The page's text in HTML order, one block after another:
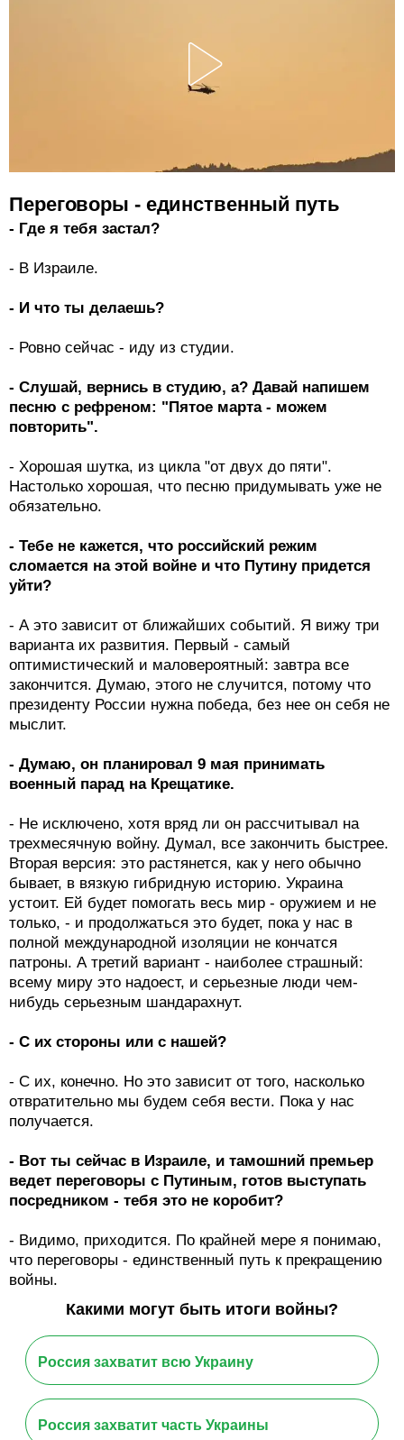
Переговоры - единственный путь
- Где я тебя застал?
- В Израиле.
- И что ты делаешь?
- Ровно сейчас - иду из студии.
- Слушай, вернись в студию, а? Давай напишем
песню с рефреном: "Пятое марта - можем
повторить".
- Хорошая шутка, из цикла "от двух до пяти".
Настолько хорошая, что песню придумывать уже не
обязательно.
- Тебе не кажется, что российский режим
сломается на этой войне и что Путину придется
уйти?
- А это зависит от ближайших событий. Я вижу три
варианта их развития. Первый - самый
оптимистический и маловероятный: завтра все
закончится. Думаю, этого не случится, потому что
президенту России нужна победа, без нее он себя не
мыслит.
- Думаю, он планировал 9 мая принимать
военный парад на Крещатике.
- Не исключено, хотя вряд ли он рассчитывал на
трехмесячную войну. Думал, все закончить быстрее.
Вторая версия: это растянется, как у него обычно
бывает, в вязкую гибридную историю. Украина
устоит. Ей будет помогать весь мир - оружием и не
только, - и продолжаться это будет, пока у нас в
полной международной изоляции не кончатся
патроны. А третий вариант - наиболее страшный:
всему миру это надоест, и серьезные люди чем-
нибудь серьезным шандарахнут.
- С их стороны или с нашей?
- С их, конечно. Но это зависит от того, насколько
отвратительно мы будем себя вести. Пока у нас
получается.
- Вот ты сейчас в Израиле, и тамошний премьер
ведет переговоры с Путиным, готов выступать
посредником - тебя это не коробит?
- Видимо, приходится. По крайней мере я понимаю,
что переговоры - единственный путь к прекращению
войны.
Какими могут быть итоги войны?
Россия захватит всю Украину
Россия захватит часть Украины